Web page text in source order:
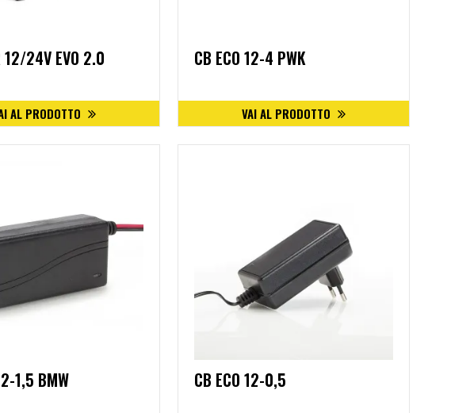
12/24V EVO 2.0
AL PRODOTTO
CB ECO 12-4 PWK
VAI AL PRODOTTO
1,5 BMW CB ECO 12-0,5